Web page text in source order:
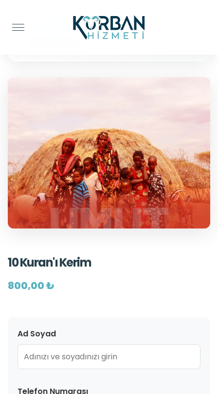
Kur'an-ı Kerim
10 Kuran'ı Kerim
800,00 ₺
Ad Soyad
Telefon Numarası